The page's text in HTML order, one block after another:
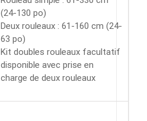
(24-130 po)
Deux rouleaux : 61-160 cm (24-
63 po)
Kit doubles rouleaux facultatif
disponible avec prise en
charge de deux rouleaux